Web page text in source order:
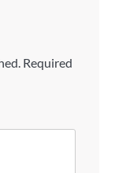
Required